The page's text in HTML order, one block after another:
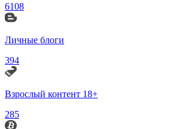
6108
Личные блоги
394
Взрослый контент 18+
285